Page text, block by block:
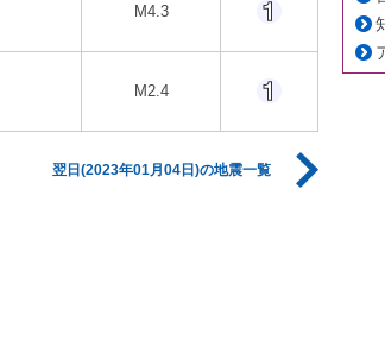
M4.3
M2.4
翌日(2023年01月04日)の地震一覧